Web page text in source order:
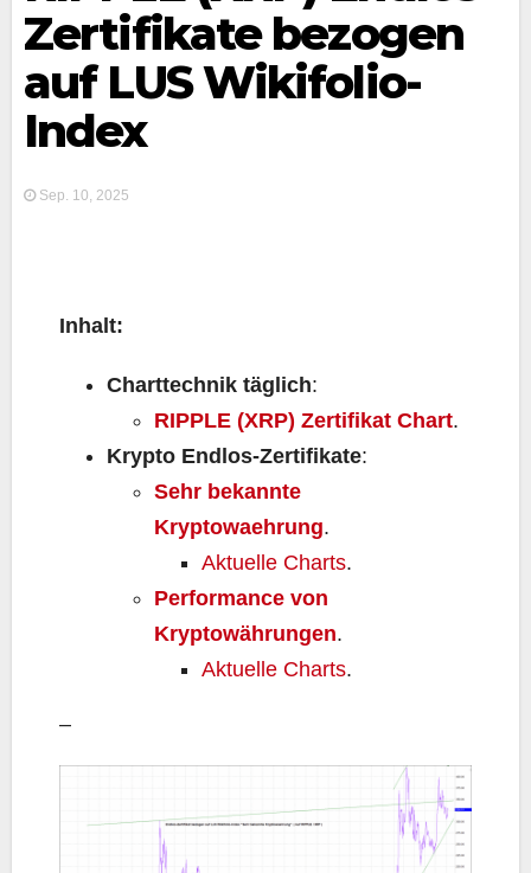
Zertifikate bezogen
auf LUS Wikifolio-
Index
Sep. 10, 2025
Inhalt:
Charttechnik täglich:
RIPPLE (XRP) Zertifikat Chart.
Krypto Endlos-Zertifikate:
Sehr bekannte
Kryptowaehrung.
Aktuelle Charts.
Performance von
Kryptowährungen.
Aktuelle Charts.
–